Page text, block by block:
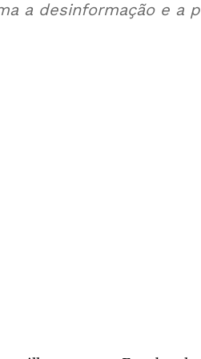
a desinformação e a